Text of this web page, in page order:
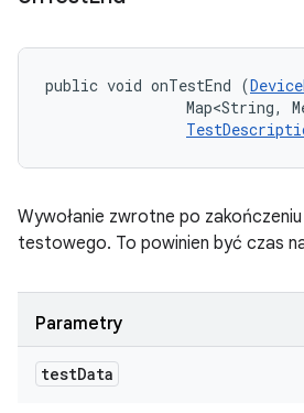
public void onTestEnd (
Map<String,
Wywołanie zwrotne po
testowego. To powinien być czas
Parametry
testData